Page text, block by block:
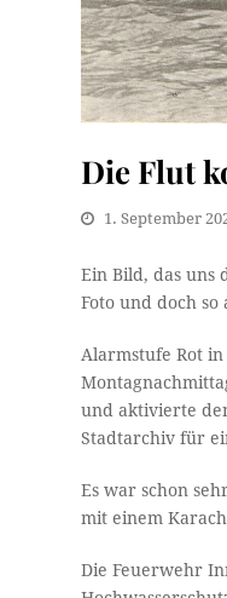
Die Flut
1. September
Ein Bild, das uns
Foto und doch so
Alarmstufe Rot
und aktivierte
Stadtarchiv für
Es war schon
mit einem
Die Feuerwehr